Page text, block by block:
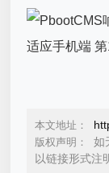
本文地址：
版权声明：
如
以链接形式注